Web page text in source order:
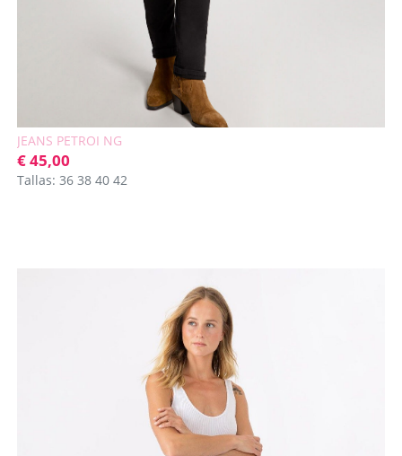
JEANS PETROI NG
€ 45,00
Tallas: 36 38 40 42